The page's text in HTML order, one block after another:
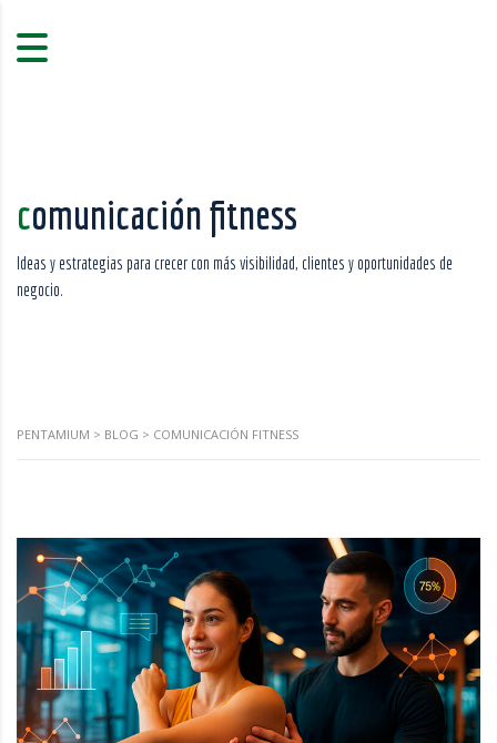
comunicación fitness
Ideas y estrategias para crecer con más visibilidad, clientes y oportunidades de
negocio.
PENTAMIUM > BLOG > COMUNICACIÓN FITNESS